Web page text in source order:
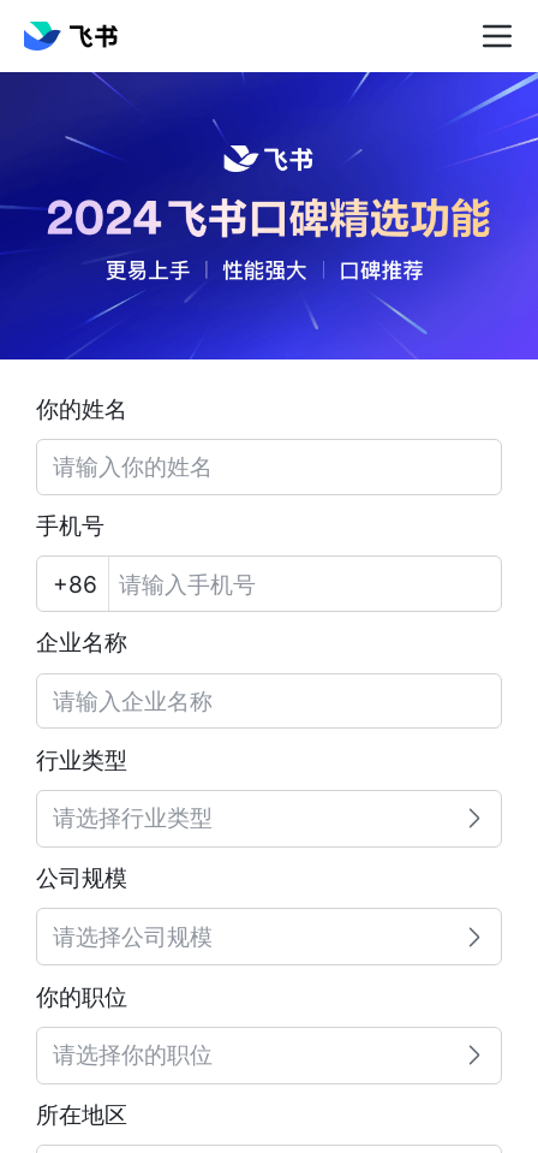
你的姓名
手机号
企业名称
行业类型
请选择行业类型
公司规模
请选择公司规模
你的职位
请选择你的职位
所在地区